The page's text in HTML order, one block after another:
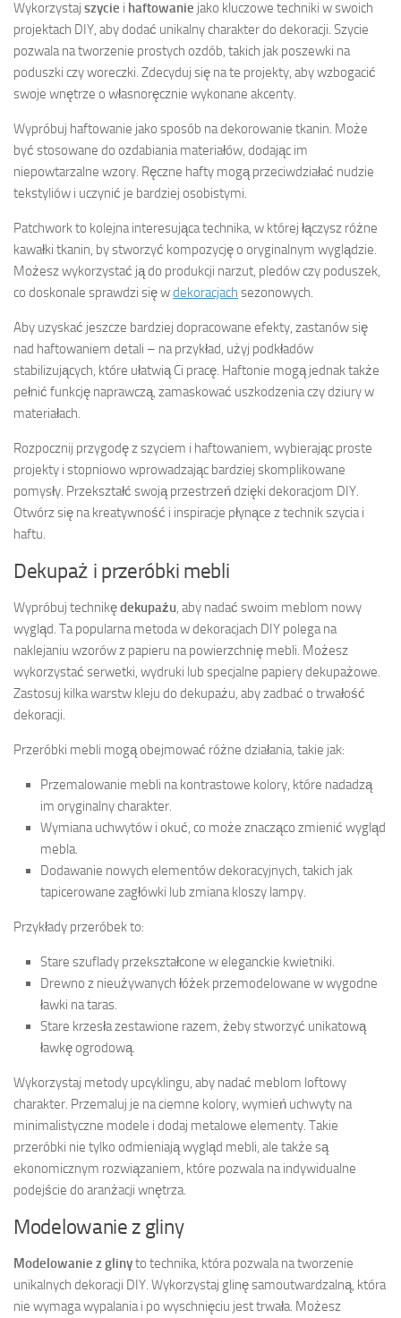
Wykorzystaj szycie i haftowanie jako kluczowe techniki w swoich
projektach DIY, aby dodać unikalny charakter do dekoracji. Szycie
pozwala na tworzenie prostych ozdób, takich jak poszewki na
poduszki czy woreczki. Zdecyduj się na te projekty, aby wzbogacić
swoje wnętrze o własnoręcznie wykonane akcenty.
Wypróbuj haftowanie jako sposób na dekorowanie tkanin. Może
być stosowane do ozdabiania materiałów, dodając im
niepowtarzalne wzory. Ręczne hafty mogą przeciwdziałać nudzie
tekstyliów i uczynić je bardziej osobistymi.
Patchwork to kolejna interesująca technika, w której łączysz różne
kawałki tkanin, by stworzyć kompozycję o oryginalnym wyglądzie.
Możesz wykorzystać ją do produkcji narzut, pledów czy poduszek,
co doskonale sprawdzi się wdekoracjach sezonowych.
Aby uzyskać jeszcze bardziej dopracowane efekty, zastanów się
nad haftowaniem detali – na przykład, użyj podkładów
stabilizujących, które ułatwią Ci pracę. Haftonie mogą jednak także
pełnić funkcję naprawczą, zamaskować uszkodzenia czy dziury w
materiałach.
Rozpocznij przygodę z szyciem i haftowaniem, wybierając proste
projekty i stopniowo wprowadzając bardziej skomplikowane
pomysły. Przekształć swoją przestrzeń dzięki dekoracjom DIY.
Otwórz się na kreatywność i inspiracje płynące z technik szycia i
haftu.
Dekupaż i przeróbki mebli
Wypróbuj technikędekupażu, aby nadać swoim meblom nowy
wygląd. Ta popularna metoda w dekoracjach DIY polega na
naklejaniu wzorów z papieru na powierzchnię mebli. Możesz
wykorzystać serwetki, wydruki lub specjalne papiery dekupażowe.
Zastosuj kilka warstw kleju do dekupażu, aby zadbać o trwałość
dekoracji.
Przeróbki mebli mogą obejmować różne działania, takie jak:
Przemalowanie mebli na kontrastowe kolory, które nadadzą
im oryginalny charakter.
Wymiana uchwytów i okuć, co może znacząco zmienić wygląd
mebla.
Dodawanie nowych elementów dekoracyjnych, takich jak
tapicerowane zagłówki lub zmiana kloszy lampy.
Przykłady przeróbek to:
Stare szuflady przekształcone w eleganckie kwietniki.
Drewno z nieużywanych łóżek przemodelowane w wygodne
ławki na taras.
Stare krzesła zestawione razem, żeby stworzyć unikatową
ławkę ogrodową.
Wykorzystaj metody upcyklingu, aby nadać meblom loftowy
charakter. Przemaluj je na ciemne kolory, wymień uchwyty na
minimalistyczne modele i dodaj metalowe elementy. Takie
przeróbki nie tylko odmieniają wygląd mebli, ale także są
ekonomicznym rozwiązaniem, które pozwala na indywidualne
podejście do aranżacji wnętrza.
Modelowanie z gliny
Modelowanie z glinyto technika, która pozwala na tworzenie
unikalnych dekoracji DIY. Wykorzystaj glinę samoutwardzalną, która
nie wymaga wypalania i po wyschnięciu jest trwała. Możesz